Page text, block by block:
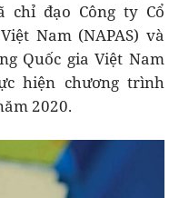
chỉ đạo Công ty Cổ
Nam (NAPAS) và
Quốc gia Việt Nam
hiện chương trình
2020.